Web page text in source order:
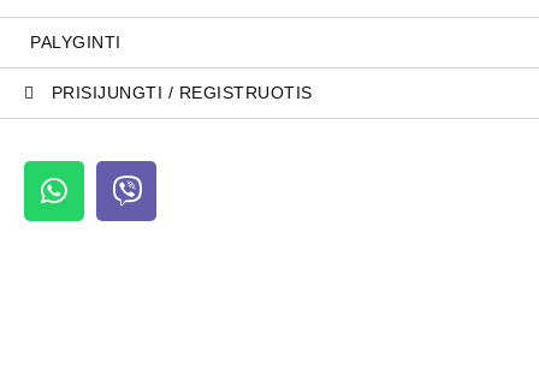
PALYGINTI
PRISIJUNGTI / REGISTRUOTIS